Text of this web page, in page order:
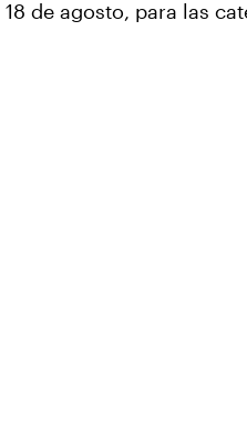
de agosto, para las